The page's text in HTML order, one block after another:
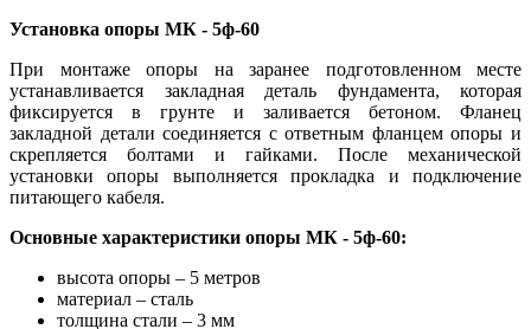
Установка опоры МК - 5ф-60
При монтаже опоры на заранее подготовленном месте
устанавливается закладная деталь фундамента, которая
фиксируется в грунте и заливается бетоном. Фланец
закладной детали соединяется с ответным фланцем опоры и
скрепляется болтами и гайками. После механической
установки опоры выполняется прокладка и подключение
питающего кабеля.
Основные характеристики опоры МК - 5ф-60:
высота опоры – 5 метров
материал – сталь
толщина стали – 3 мм